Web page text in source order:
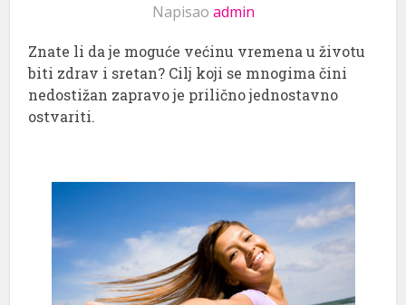
Napisao admin
Znate li da je moguće većinu vremena u životu
biti zdrav i sretan? Cilj koji se mnogima čini
nedostižan zapravo je prilično jednostavno
ostvariti.